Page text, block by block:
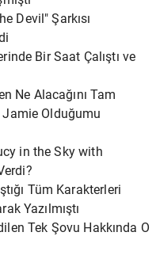
Devil" Şarkısı
Bir Saat Çalıştı ve
Ne Alacağını Tam
Jamie Olduğumu
in the Sky with
Tüm Karakterleri
Yazılmıştı
Tek Şovu Hakkında O